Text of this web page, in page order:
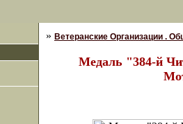
» Ветеранские Организации .
Медаль "384-й